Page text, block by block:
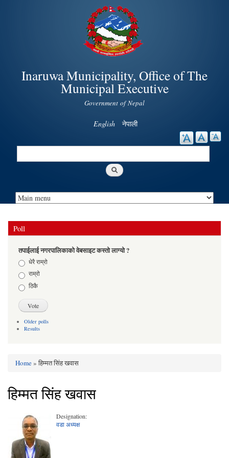
Skip to
main
content
Inaruwa Municipality, Office of The
Municipal Executive
Government of Nepal
English नेपाली
Search
Poll
तपाईलाई नगरपालिकाको वेबसाइट कस्तो लाग्यो ?
Choicesधेरै राम्रो
राम्रो
ठिकै
Older polls
Results
Home» हिम्मत सिंह खवास
हिम्मत सिंह खवास
Designation:
वडा अध्यक्ष